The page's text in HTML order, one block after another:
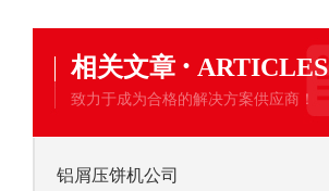
相关文章 · ARTICLES
致力于成为合格的解决方案供应商！
铝屑压饼机公司